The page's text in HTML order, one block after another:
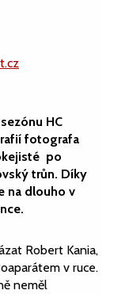
HC
fotografa
po
trůn. Díky
na dlouho v
Robert Kania,
v ruce.
neměl